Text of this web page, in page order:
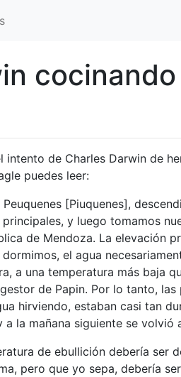
intento de Charles Darwin de
puedes leer:
[Piuquenes],
y luego tomamos
de Mendoza. La elevación
el agua
a una temperatura más baja
de Papin. Por lo tanto,
hirviendo, estaban casi tan
la mañana siguiente se volvió
de ebullición debería ser
pero que yo sepa, debería